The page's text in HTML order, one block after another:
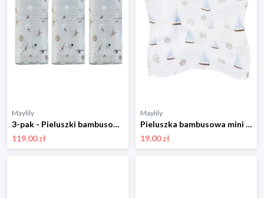
Maylily
3-pak - Pieluszki bambusowe 50x50 - My Space
119.00 zł
Maylily
Pieluszka bambusowa mini 25x25 - Żaglove - OUTLET
19.00 zł